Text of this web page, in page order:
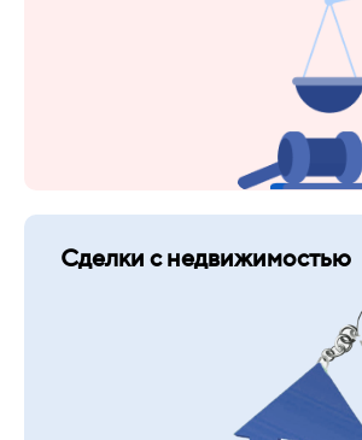
Сделки с недвижимостью